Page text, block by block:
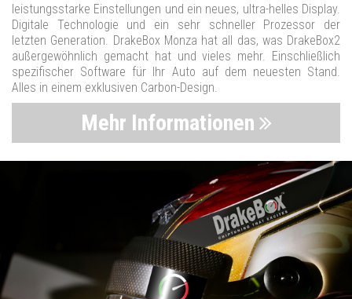
leistungsstarke Einstellungen und ein neues, ultra-helles Display.
Digitale Technologie und ein sehr schneller Prozessor der
letzten Generation. DrakeBox Monza hat all das, was DrakeBox2
außergewöhnlich gemacht hat und vieles mehr. Einschließlich
spezifischer Software für Ihr Auto auf dem neuesten Stand.
Alles in einem exklusiven Carbon-Design.
Mehr Informationen